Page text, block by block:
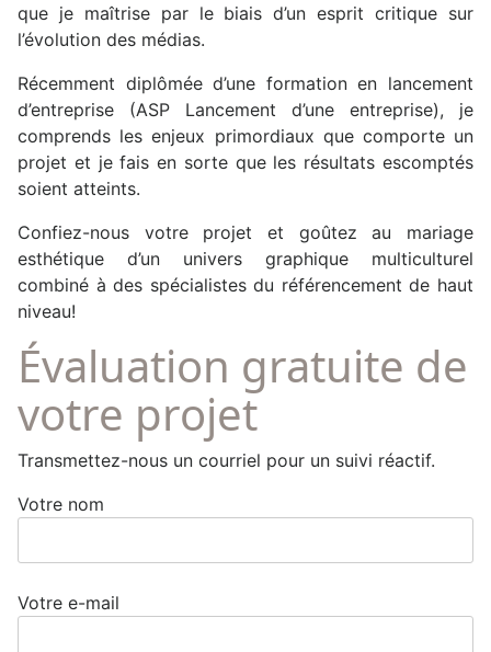
que je maîtrise par le biais d’un esprit critique sur
l’évolution des médias.
Récemment diplômée d’une formation en lancement
d’entreprise (ASP Lancement d’une entreprise), je
comprends les enjeux primordiaux que comporte un
projet et je fais en sorte que les résultats escomptés
soient atteints.
Confiez-nous votre projet et goûtez au mariage
esthétique d’un univers graphique multiculturel
combiné à des spécialistes du référencement de haut
niveau!
Évaluation gratuite de
votre projet
Transmettez-nous un courriel pour un suivi réactif.
Votre nom
Votre e-mail